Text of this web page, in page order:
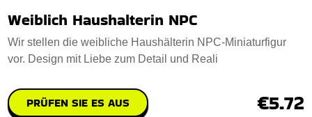
Weiblich Haushalterin NPC
Wir stellen die weibliche Haushälterin NPC-Miniaturfigur
vor. Design mit Liebe zum Detail und Reali
PRÜFEN SIE ES AUS €5.72